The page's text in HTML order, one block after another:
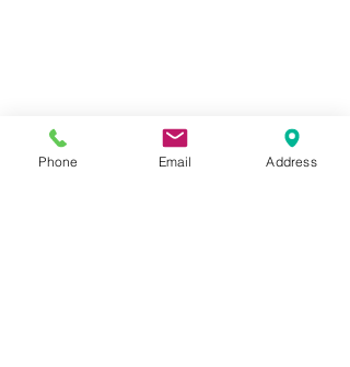
Phone Email Address